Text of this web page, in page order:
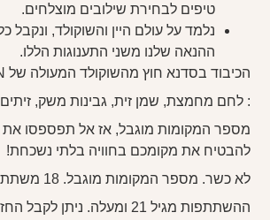
טיפים לבחירת שילובים מוצלחים.
נלמד על עולם היין והשוקולד, ונקבל
ההנאה שלנו משני התענוגות הללו.
הכיבוד בסדנא חוץ מהשוקולד המעולה של RON
: לחם מחמצת, שמן זית, גבינות משק,
מספר המקומות מוגבל, אז אל תפספסו את
להבטיח את מקומכם בחוויה בלתי נשכחת!
לא כשר. מספר המקומות מוגבל. 18 משתתפים סה״כ.